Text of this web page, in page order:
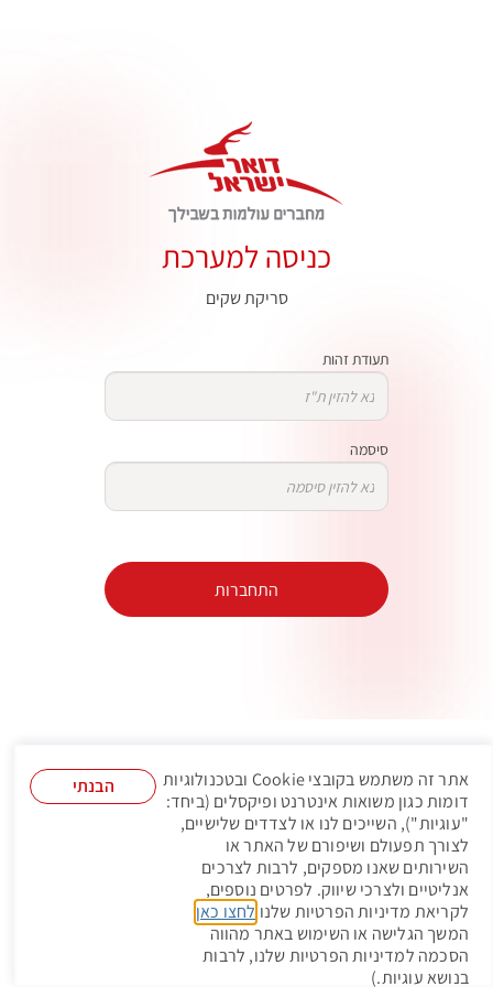
כניסה למערכת
סריקת שקים
תעודת זהות
סיסמה
התחברות
אתר זה משתמש בקובצי Cookie ובטכנולוגיות
דומות כגון משואות אינטרנט ופיקסלים (ביחד:
"עוגיות"), השייכים לנו או לצדדים שלישיים,
לצורך תפעולם ושיפורם של האתר או
השירותים שאנו מספקים, לרבות לצרכים
אנליטיים ולצרכי שיווק. לפרטים נוספים,
לקריאת מדיניות הפרטיות שלנו לחצו כאן
המשך הגלישה או השימוש באתר מהווה
הסכמה למדיניות הפרטיות שלנו, לרבות
בנושא עוגיות.)
הבנתי